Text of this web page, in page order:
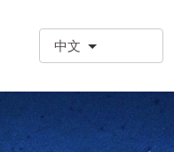
中文
❗额外